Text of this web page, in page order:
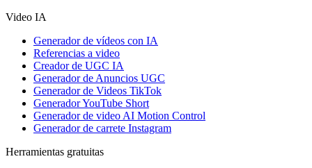
Video IA
Generador de vídeos con IA
Referencias a video
Creador de UGC IA
Generador de Anuncios UGC
Generador de Videos TikTok
Generador YouTube Short
Generador de video AI Motion Control
Generador de carrete Instagram
Herramientas gratuitas